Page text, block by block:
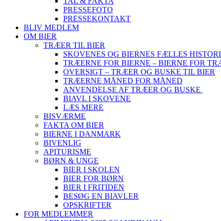
PRESSEFOTO
PRESSEKONTAKT
BLIV MEDLEM
OM BIER
TRÆER TIL BIER
SKOVENES OG BIERNES FÆLLES
TRÆERNE FOR BIERNE – BIERNE FOR
OVERSIGT – TRÆER OG BUSKE TIL BIER
TRÆERNE MÅNED FOR MÅNED
ANVENDELSE AF TRÆER OG BUSKE
BIAVL I SKOVENE
LÆS MERE
BISVÆRME
FAKTA OM BIER
BIERNE I DANMARK
BIVENLIG
APITURISME
BØRN & UNGE
BIER I SKOLEN
BIER FOR BØRN
BIER I FRITIDEN
BESØG EN BIAVLER
OPSKRIFTER
FOR MEDLEMMER